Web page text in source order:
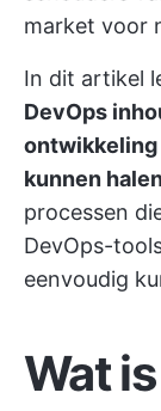
market voor
In dit artikel
DevOps
ontwikkeling
kunnen
processen
DevOps-
eenvoudig
Wat